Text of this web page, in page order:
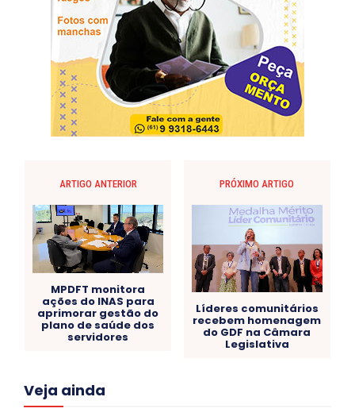
ARTIGO ANTERIOR
MPDFT monitora
ações do INAS para
aprimorar gestão do
plano de saúde dos
servidores
PRÓXIMO ARTIGO
Líderes comunitários
recebem homenagem
do GDF na Câmara
Legislativa
Veja ainda
Acre
Ceará